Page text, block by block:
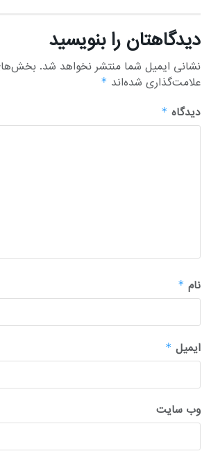
دیدگاهتان را بنویسید
نشانی ایمیل شما منتشر نخواهد شد.
علامت‌گذاری شده‌اند *
دیدگاه *
نام *
ایمیل *
وب‌ سایت